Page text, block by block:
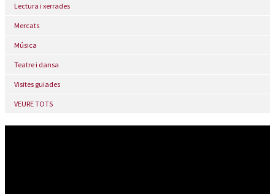
Lectura i xerrades
Mercats
Música
Teatre i dansa
Visites guiades
VEURE TOTS